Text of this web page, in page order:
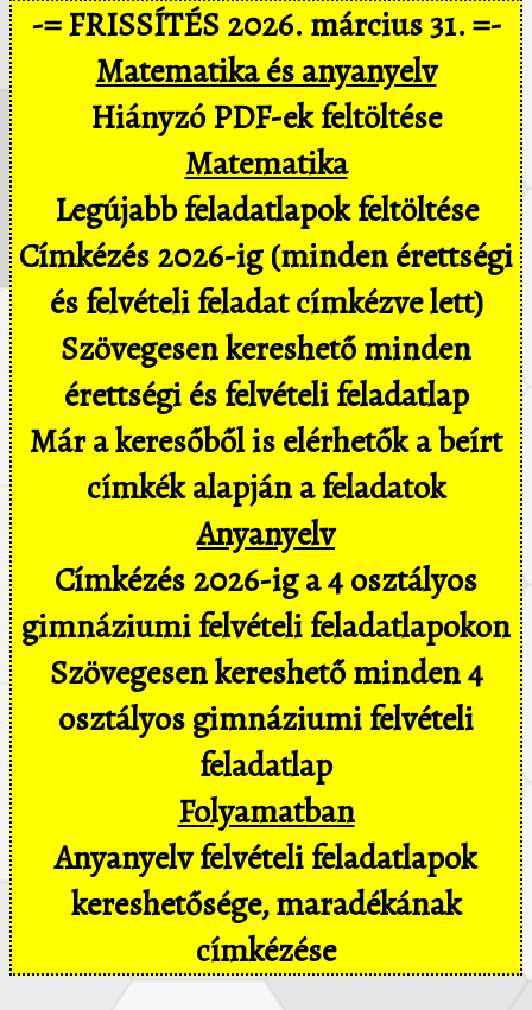
-= FRISSÍTÉS 2026. március 31. =-
Matematika és anyanyelv
Hiányzó PDF-ek feltöltése
Matematika
Legújabb feladatlapok feltöltése
Címkézés 2026-ig (minden érettségi
és felvételi feladat címkézve lett)
Szövegesen kereshető minden
érettségi és felvételi feladatlap
Már a keresőből is elérhetők a beírt
címkék alapján a feladatok
Anyanyelv
Címkézés 2026-ig a 4 osztályos
gimnáziumi felvételi feladatlapokon
Szövegesen kereshető minden 4
osztályos gimnáziumi felvételi
feladatlap
Folyamatban
Anyanyelv felvételi feladatlapok
kereshetősége, maradékának
címkézése